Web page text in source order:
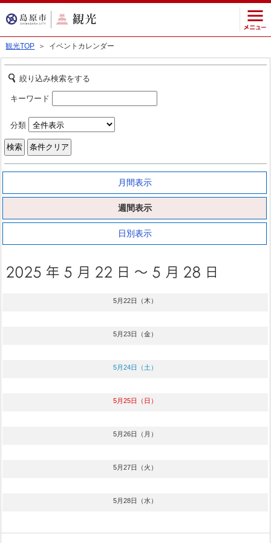
観光TOP ＞ イベントカレンダー
絞り込み検索をする
キーワード
分類
月間表示
週間表示
日別表示
5月22日（木）
5月23日（金）
5月24日（土）
5月25日（日）
5月26日（月）
5月27日（火）
5月28日（水）